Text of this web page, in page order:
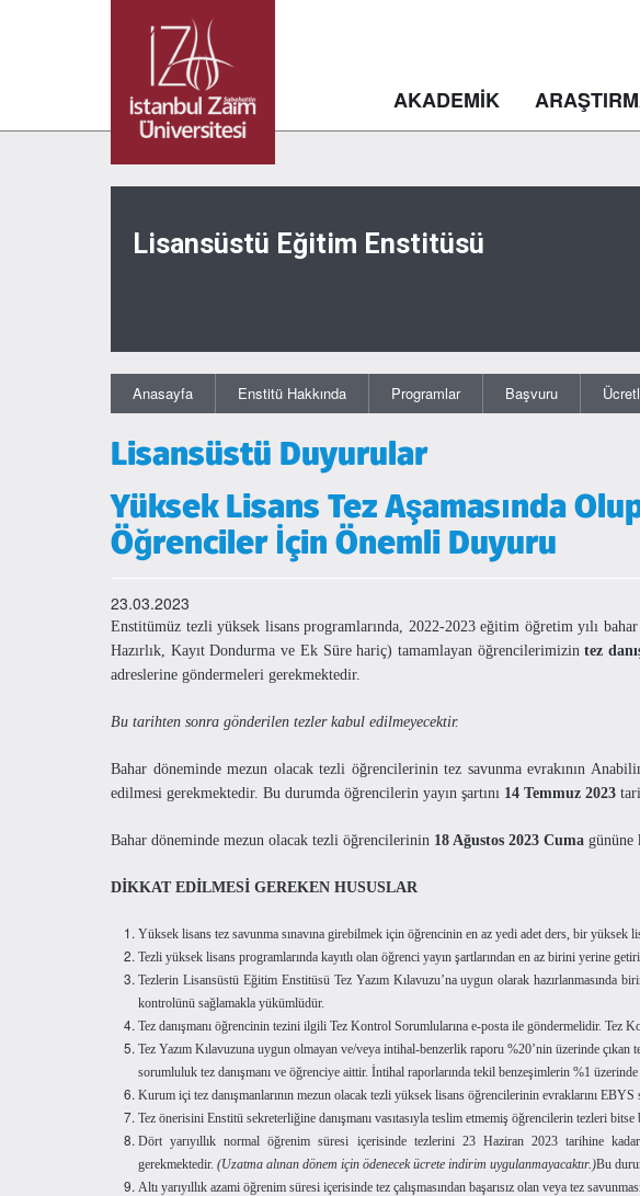
AKADEMİK
Lisansüstü Eğitim Enstitüsü
Anasayfa Enstitü Hakkında Programlar Başvuru
Lisansüstü Duyurular
Yüksek Lisans Tez Aşamasında
Öğrenciler İçin Önemli Duyuru
23.03.2023
Enstitümüz tezli yüksek lisans programlarında, 2022-2023 eğitim öğretim yılı
Hazırlık, Kayıt Dondurma ve Ek Süre hariç) tamamlayan öğrencilerimizintez
adreslerine göndermeleri gerekmektedir.
Bu tarihten sonra gönderilen tezler kabul edilmeyecektir.
Bahar döneminde mezun olacak tezli öğrencilerinin tez savunma evrakının
edilmesi gerekmektedir. Bu durumda öğrencilerin yayın şartını 14 Temmuz 2023
Bahar döneminde mezun olacak tezli öğrencilerinin 18 Ağustos 2023 Cuma gününe
DİKKAT EDİLMESİ GEREKEN HUSUSLAR
Yüksek lisans tez savunma sınavına girebilmek için öğrencinin en az yedi adet ders, bir yüksek
Tezli yüksek lisans programlarında kayıtlı olan öğrenci yayın şartlarından en az birini yerine
Tezlerin Lisansüstü Eğitim Enstitüsü Tez Yazım Kılavuzu’na uygun olarak
kontrolünü sağlamakla yükümlüdür.
Tez danışmanı öğrencinin tezini ilgili Tez Kontrol Sorumlularına e-posta ile göndermelidir. Tez
Tez Yazım Kılavuzuna uygun olmayan ve/veya intihal-benzerlik raporu %20’nin üzerinde
sorumluluk tez danışmanı ve öğrenciye aittir. İntihal raporlarında tekil benzeşimlerin %1
Kurum içi tez danışmanlarının mezun olacak tezli yüksek lisans öğrencilerinin evraklarını
Tez önerisini Enstitü sekreterliğine danışmanı vasıtasıyla teslim etmemiş öğrencilerin tezleri bitse
Dört yarıyıllık normal öğrenim süresi içerisinde tezlerini 23 Haziran 2023 tarihine
gerekmektedir. (Uzatma alınan dönem için ödenecek ücrete indirim uygulanmayacaktır.)Bu
Altı yarıyıllık azami öğrenim süresi içerisinde tez çalışmasından başarısız olan veya tez